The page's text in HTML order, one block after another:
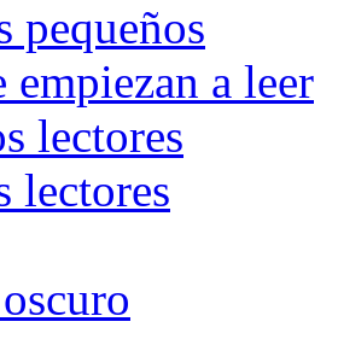
pequeños
empiezan a leer
lectores
lectores